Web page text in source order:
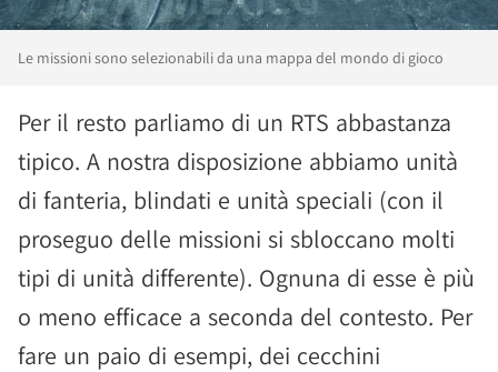
Le missioni sono selezionabili da una mappa del mondo di gioco
Per il resto parliamo di un RTS abbastanza
tipico. A nostra disposizione abbiamo unità
di fanteria, blindati e unità speciali (con il
proseguo delle missioni si sbloccano molti
tipi di unità differente). Ognuna di esse è più
o meno efficace a seconda del contesto. Per
fare un paio di esempi, dei cecchini